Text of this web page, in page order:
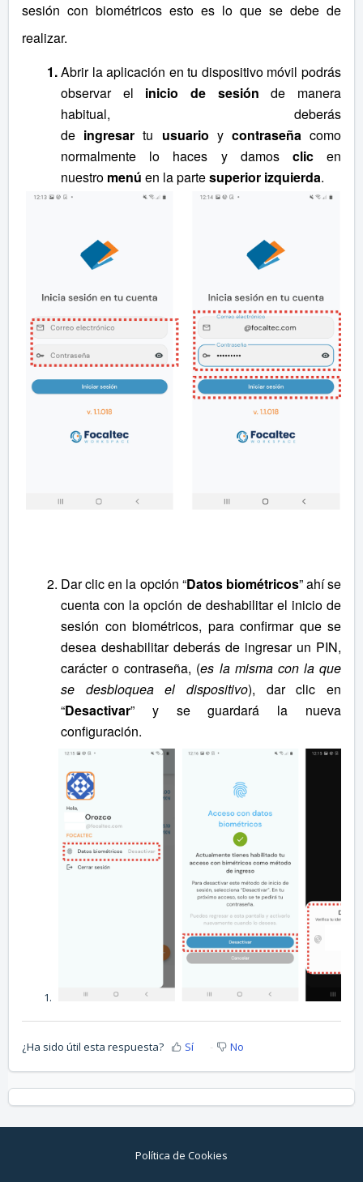
sesión con biométricos esto es lo que se debe de
realizar.
Abrir la aplicación en tu dispositivo móvil podrás
observar el inicio de sesión de manera
habitual, deberás
de ingresar tu usuario y contraseñacomo
normalmente lo haces y damos clicen
nuestro menú en la partesuperior izquierda.
Dar clic en la opción “Datos biométricos” ahí se
cuenta con la opción de deshabilitar el inicio de
sesión con biométricos, para confirmar que se
desea deshabilitar deberás de ingresar un PIN,
carácter o contraseña, (es la misma con la que
se desbloquea el dispositivo), dar clic en
“Desactivar” y se guardará la nueva
configuración.
¿Ha sido útil esta respuesta? Sí No
Política de Cookies